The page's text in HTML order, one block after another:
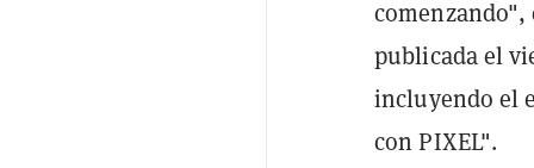
publicada el
incluyendo el
con PIXEL".